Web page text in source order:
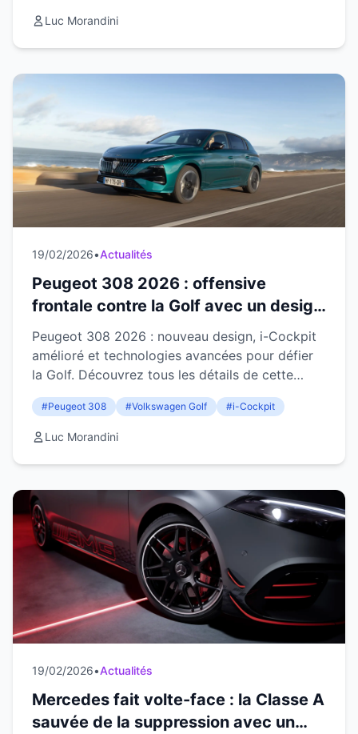
Luc Morandini
19/02/2026•Actualités
Peugeot 308 2026 : offensive
frontale contre la Golf avec un design
repensé et un i-Cockpit amélioré
Peugeot 308 2026 : nouveau design, i-Cockpit
amélioré et technologies avancées pour défier
la Golf. Découvrez tous les détails de cette
compacte.
#Peugeot 308 #Volkswagen Golf #i-Cockpit
Luc Morandini
19/02/2026•Actualités
Mercedes fait volte-face : la Classe A
sauvée de la suppression avec un